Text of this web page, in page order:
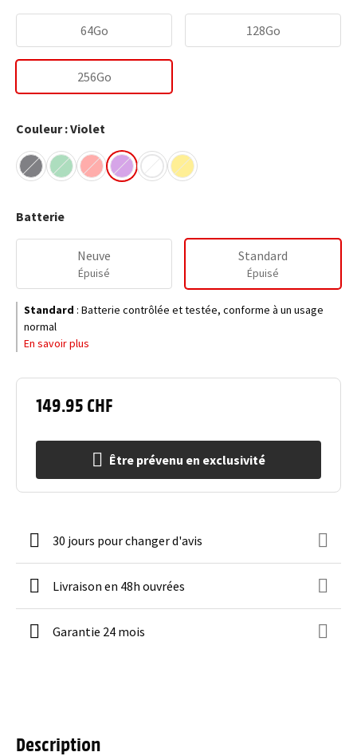
149.95 CHF
Être prévenu en exclusivité
64Go 128Go
256Go
Couleur : Violet
Batterie
Neuve
Épuisé
Standard
Épuisé
Standard : Batterie contrôlée et testée, conforme à un usage
normal
En savoir plus
30 jours pour changer d'avis
Livraison en 48h ouvrées
Garantie 24 mois
Description